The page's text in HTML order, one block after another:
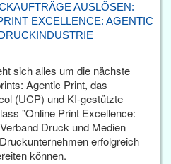
AUSLÖSEN:
EXCELLENCE: AGENTIC
sich alles um die nächste
Agentic Print, das
(UCP) und KI-gestützte
"Online Print Excellence:
Druck und Medien
erfolgreich
können.